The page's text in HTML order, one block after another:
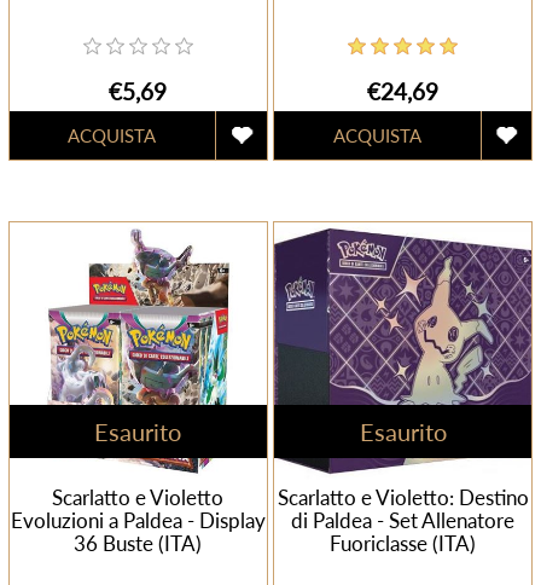
€5,69 €24,69
Esaurito
Scarlatto e Violetto
Evoluzioni a Paldea - Display
36 Buste (ITA)
Esaurito
Scarlatto e Violetto: Destino
di Paldea - Set Allenatore
Fuoriclasse (ITA)